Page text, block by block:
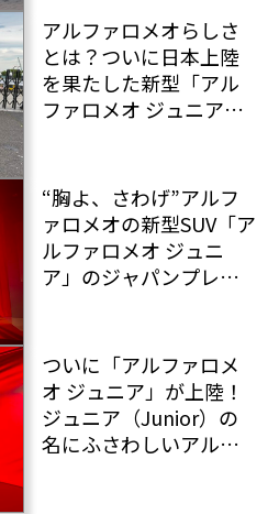
アルファロメオらしさ
とは？ついに日本上陸
を果たした新型「アル
ファロメオ ジュニア」
“胸よ、さわげ”アルフ
ァロメオの新型SUV「ア
ルファロメオ ジュニ
ア」のジャパンプレミ
ついに「アルファロメ
オ ジュニア」が上陸！
ジュニア（Junior）の
名にふさわしいアルフ